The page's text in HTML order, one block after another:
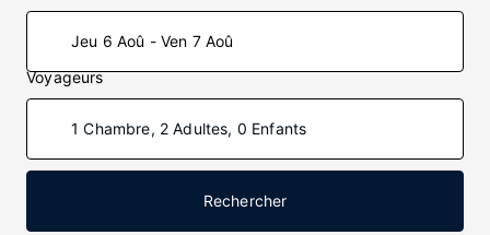
Jeu 6 Aoû - Ven 7 Aoû
Voyageurs
1 Chambre, 2 Adultes, 0 Enfants
Rechercher